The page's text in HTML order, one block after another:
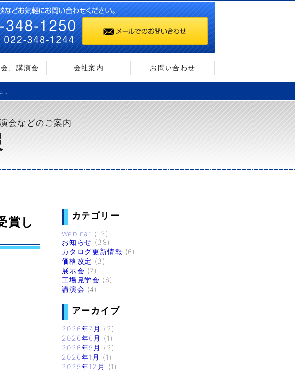
、講演会 会社案内 お問い合わせ
会などのご案内
賞し
カテゴリー
Webinar (12)
お知らせ (39)
カタログ更新情報 (6)
価格改定 (3)
展示会 (7)
工場見学会 (6)
講演会 (4)
アーカイブ
2026年7月
(2)
2026年6月
(1)
2026年5月
(2)
2026年1月
(1)
2025年12月
(1)